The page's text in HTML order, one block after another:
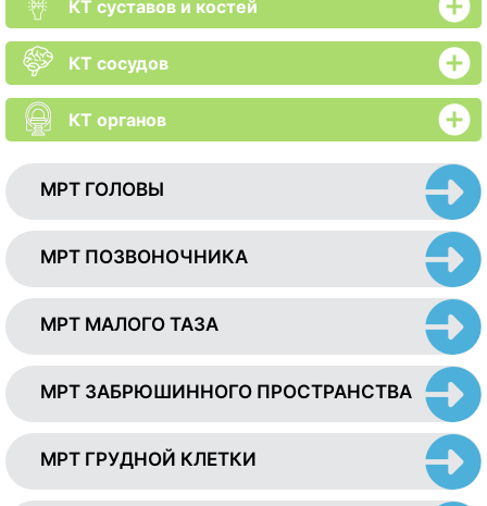
КТ суставов и костей
КТ сосудов
КТ органов
МРТ ГОЛОВЫ
МРТ ПОЗВОНОЧНИКА
МРТ МАЛОГО ТАЗА
МРТ ЗАБРЮШИННОГО ПРОСТРАНСТВА
МРТ ГРУДНОЙ КЛЕТКИ